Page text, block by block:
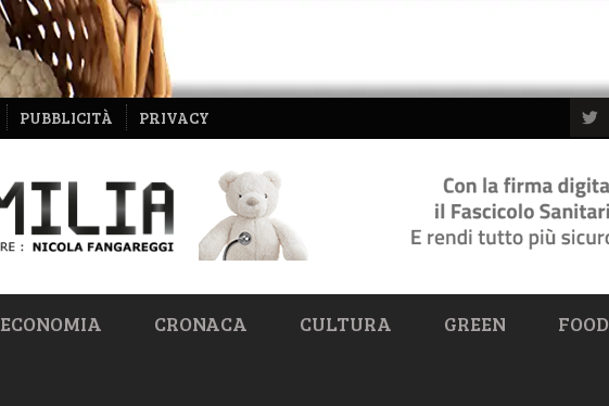
PUBBLICITÀ PRIVACY
ECONOMIA CRONACA CULTURA GREEN FOOD